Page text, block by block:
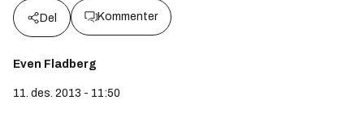
Del Kommenter
Even Fladberg
11. des. 2013 - 11:50